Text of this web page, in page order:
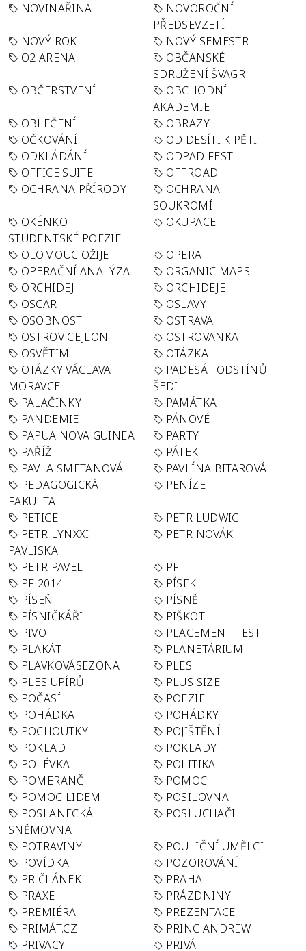
NOVINAŘINA
NOVOROČNÍ
PŘEDSEVZETÍ
NOVÝ ROK
NOVÝ SEMESTR
O2 ARENA
OBČANSKÉ
SDRUŽENÍ ŠVAGR
OBČERSTVENÍ
OBCHODNÍ
AKADEMIE
OBLEČENÍ
OBRAZY
OČKOVÁNÍ
OD DESÍTI K PĚTI
ODKLÁDÁNÍ
ODPAD FEST
OFFICE SUITE
OFFROAD
OCHRANA PŘÍRODY
OCHRANA
SOUKROMÍ
OKÉNKO
STUDENTSKÉ POEZIE
OKUPACE
OLOMOUC OŽIJE
OPERA
OPERAČNÍ ANALÝZA
ORGANIC MAPS
ORCHIDEJ
ORCHIDEJE
OSCAR
OSLAVY
OSOBNOST
OSTRAVA
OSTROV CEJLON
OSTROVANKA
OSVĚTIM
OTÁZKA
OTÁZKY VÁCLAVA
MORAVCE
PADESÁT ODSTÍNŮ
ŠEDI
PALAČINKY
PAMÁTKA
PANDEMIE
PÁNOVÉ
PAPUA NOVA GUINEA
PARTY
PAŘÍŽ
PÁTEK
PAVLA SMETANOVÁ
PAVLÍNA BITAROVÁ
PEDAGOGICKÁ
FAKULTA
PENÍZE
PETICE
PETR LUDWIG
PETR LYNXXI
PAVLISKA
PETR NOVÁK
PETR PAVEL
PF
PF 2014
PÍSEK
PÍSEŇ
PÍSNĚ
PÍSNIČKÁŘI
PIŠKOT
PIVO
PLACEMENT TEST
PLAKÁT
PLANETÁRIUM
PLAVKOVÁSEZONA
PLES
PLES UPÍRŮ
PLUS SIZE
POČASÍ
POEZIE
POHÁDKA
POHÁDKY
POCHOUTKY
POJIŠTĚNÍ
POKLAD
POKLADY
POLÉVKA
POLITIKA
POMERANČ
POMOC
POMOC LIDEM
POSILOVNA
POSLANECKÁ
SNĚMOVNA
POSLUCHAČI
POTRAVINY
POULIČNÍ UMĚLCI
POVÍDKA
POZOROVÁNÍ
PR ČLÁNEK
PRAHA
PRAXE
PRÁZDNINY
PREMIÉRA
PREZENTACE
PRIMÁT.CZ
PRINC ANDREW
PRIVACY
PRIVÁT